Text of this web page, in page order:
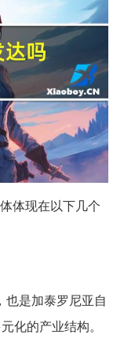
体现在以下几个
也是加泰罗尼亚自
化的产业结构。